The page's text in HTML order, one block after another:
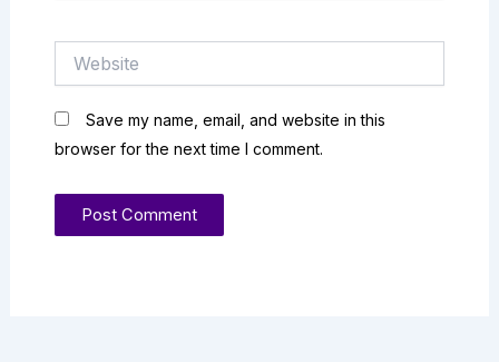
Save my name, email, and website in this
browser for the next time I comment.